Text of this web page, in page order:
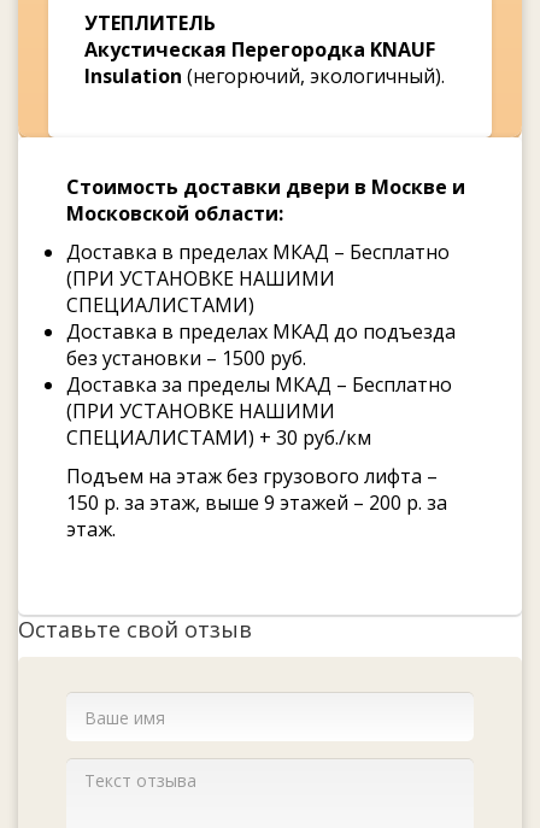
УТЕПЛИТЕЛЬ
Акустическая Перегородка KNAUF
Insulation (негорючий, экологичный).
Стоимость доставки двери в Москве и
Московской области:
Доставка в пределах МКАД – Бесплатно
(ПРИ УСТАНОВКЕ НАШИМИ
СПЕЦИАЛИСТАМИ)
Доставка в пределах МКАД до подъезда
без установки – 1500 руб.
Доставка за пределы МКАД – Бесплатно
(ПРИ УСТАНОВКЕ НАШИМИ
СПЕЦИАЛИСТАМИ) + 30 руб./км
Подъем на этаж без грузового лифта –
150 р. за этаж, выше 9 этажей – 200 р. за
этаж.
Оставьте свой отзыв